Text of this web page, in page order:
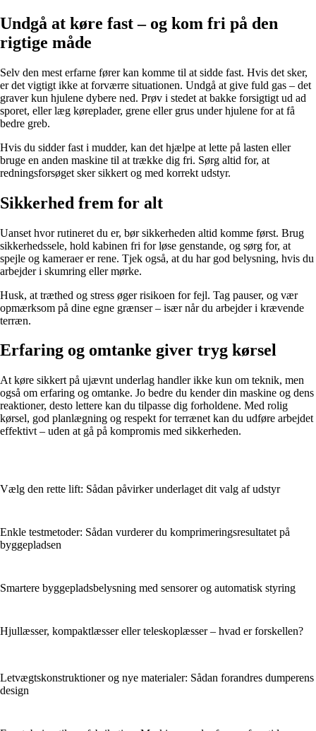
Undgå at køre fast – og kom fri på den
rigtige måde
Selv den mest erfarne fører kan komme til at sidde fast. Hvis det sker,
er det vigtigt ikke at forværre situationen. Undgå at give fuld gas – det
graver kun hjulene dybere ned. Prøv i stedet at bakke forsigtigt ud ad
sporet, eller læg køreplader, grene eller grus under hjulene for at få
bedre greb.
Hvis du sidder fast i mudder, kan det hjælpe at lette på lasten eller
bruge en anden maskine til at trække dig fri. Sørg altid for, at
redningsforsøget sker sikkert og med korrekt udstyr.
Sikkerhed frem for alt
Uanset hvor rutineret du er, bør sikkerheden altid komme først. Brug
sikkerhedssele, hold kabinen fri for løse genstande, og sørg for, at
spejle og kameraer er rene. Tjek også, at du har god belysning, hvis du
arbejder i skumring eller mørke.
Husk, at træthed og stress øger risikoen for fejl. Tag pauser, og vær
opmærksom på dine egne grænser – især når du arbejder i krævende
terræn.
Erfaring og omtanke giver tryg kørsel
At køre sikkert på ujævnt underlag handler ikke kun om teknik, men
også om erfaring og omtanke. Jo bedre du kender din maskine og dens
reaktioner, desto lettere kan du tilpasse dig forholdene. Med rolig
kørsel, god planlægning og respekt for terrænet kan du udføre arbejdet
effektivt – uden at gå på kompromis med sikkerheden.
Vælg den rette lift: Sådan påvirker underlaget dit valg af udstyr
Enkle testmetoder: Sådan vurderer du komprimeringsresultatet på
byggepladsen
Smartere byggepladsbelysning med sensorer og automatisk styring
Hjullæsser, kompaktlæsser eller teleskoplæsser – hvad er forskellen?
Letvægtskonstruktioner og nye materialer: Sådan forandres dumperens
design